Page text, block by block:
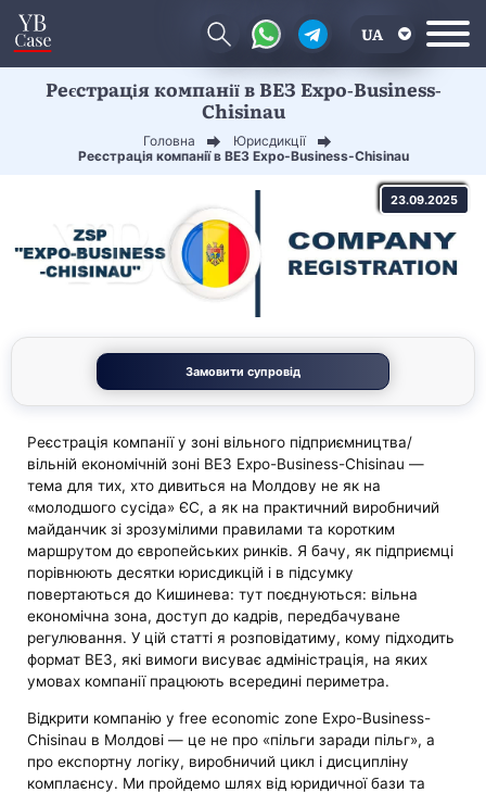
UA
EN
Реєстрація компанії в ВЕЗ Expo-Business-
Chisinau
Головна
Юрисдикції
Реєстрація компанії в ВЕЗ Expo-Business-Chisinau
23.09.2025
Замовити супровід
Реєстрація компанії у зоні вільного підприємництва/
вільній економічній зоні ВЕЗ Expo-Business-Chisinau —
тема для тих, хто дивиться на Молдову не як на
«молодшого сусіда» ЄС, а як на практичний виробничий
майданчик зі зрозумілими правилами та коротким
маршрутом до європейських ринків. Я бачу, як підприємці
порівнюють десятки юрисдикцій і в підсумку
повертаються до Кишинева: тут поєднуються: вільна
економічна зона, доступ до кадрів, передбачуване
регулювання. У цій статті я розповідатиму, кому підходить
формат ВЕЗ, які вимоги висуває адміністрація, на яких
умовах компанії працюють всередині периметра.
Відкрити компанію у free economic zone Expo-Business-
Chisinau в Молдові — це не про «пільги заради пільг», а
про експортну логіку, виробничий цикл і дисципліну
комплаєнсу. Ми пройдемо шлях від юридичної бази та